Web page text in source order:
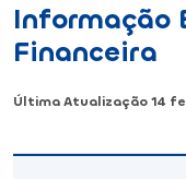
Informação
Financeira
Última Atualização14